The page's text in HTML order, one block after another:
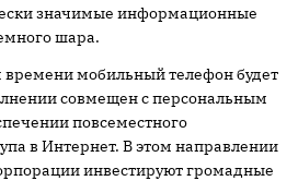
значимые информационные
шара.
времени мобильный телефон будет
совмещен с персональным
повсеместного
в Интернет. В этом направлении
инвестируют громадные